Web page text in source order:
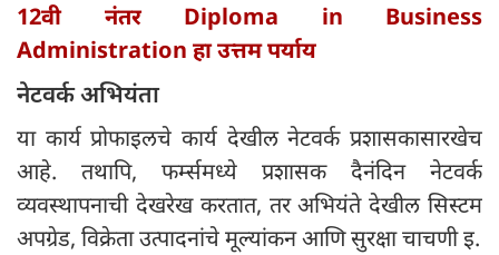
12वी नंतर Diploma in Business
Administration हा उत्तम पर्याय
नेटवर्क अभियंता
या कार्य प्रोफाइलचे कार्य देखील नेटवर्क प्रशासकासारखेच
आहे. तथापि, फर्म्समध्ये प्रशासक दैनंदिन नेटवर्क
व्यवस्थापनाची देखरेख करतात, तर अभियंते देखील सिस्टम
अपग्रेड, विक्रेता उत्पादनांचे मूल्यांकन आणि सुरक्षा चाचणी इ.